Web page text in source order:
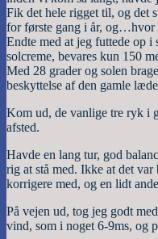
Fik det hele rigget til, og det
for første gang i år,
Endte med at jeg futtede op i
solcreme, bevares kun 150
Med 28 grader og solen
beskyttelse af den gamle
Kom ud, de vanlige tre ryk i
afsted.
Havde en lang tur, god
rig at stå med. Ikke at det
korrigere med, og en lidt
På vejen ud, tog jeg godt
vind, som i noget 6-9ms, og